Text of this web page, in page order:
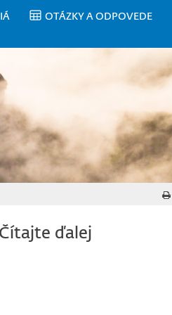
OTÁZKY A ODPOVEDE
ďalej